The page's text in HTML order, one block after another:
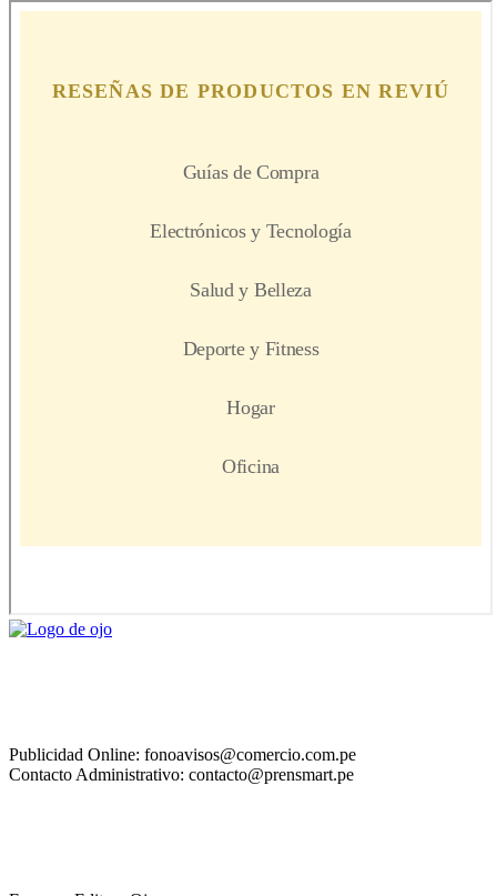
Publicidad Online: fonoavisos@comercio.com.pe
Contacto Administrativo: contacto@prensmart.pe